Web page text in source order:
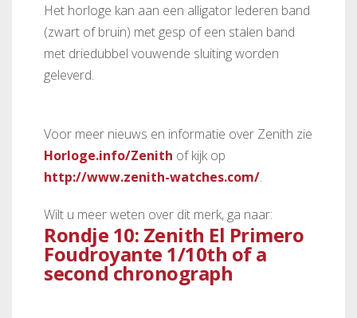
Het horloge kan aan een alligator lederen band
(zwart of bruin) met gesp of een stalen band
met driedubbel vouwende sluiting worden
geleverd.
Voor meer nieuws en informatie over Zenith zie
Horloge.info/Zenith of kijk op
http://www.zenith-watches.com/.
Wilt u meer weten over dit merk, ga naar:
Rondje 10: Zenith El Primero
Foudroyante 1/10th of a
second chronograph